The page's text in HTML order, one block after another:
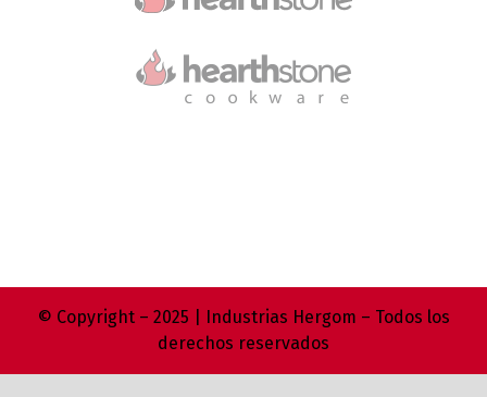
© Copyright – 2025 | Industrias Hergom – Todos los
derechos reservados